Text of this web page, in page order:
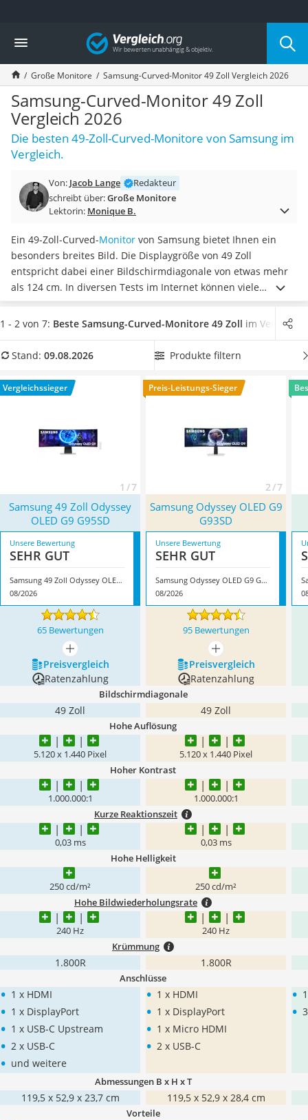
Die beliebtesten Vergleiche nach Kategorie
Elektronik
Powerstation
Monitor 32 Zoll 4K
Fernseher
Drucker
Desktop-PC
Monitor
Diascanner
Laser-Multifunktionsdrucker
Powerline-Adapter
Powerstation mit Solarpanel
Soundbar
17-Zoll-Laptop
Satellitenschüssel
Gaming-Headset
Schnurloses Telefon
Ladekabel Typ 2 Schuko
Acer Aspire
Service
Vergleich
Große Monitore Samsung-Curved-Monitor 49 Zoll Vergleich 2026
Samsung-Curved-Monitor 49 Zoll
Vergleich 2026
Die besten 49-Zoll-Curved-Monitore von Samsung im
Vergleich.
Von: Jacob Lange
Redakteur
schreibt über:Große Monitore
Lektorin: Monique B.
Ein 49-Zoll-Curved-Monitor von Samsung bietet Ihnen ein
besonders breites Bild. Die Displaygröße von 49 Zoll
entspricht dabei einer Bildschirmdiagonale von etwas mehr
als 124 cm. In diversen Tests im Internet können viele
Modelle miteiner Auflösung von 5.120 x 1.440 Pixeln sowie
einem hohen Kontrastüberzeugen.Wählen Sie jetzt aus
reaktionsschnellen Samsung-Curved-Monitor mit 49 Zoll und
flüssigen Spielablauf beim Gaming zu garantieren. Überzeugt
hat uns hier im August 2026 besonders das Modell
Samsung
1 - 2 von 7: Beste Samsung-Curved-Monitore 49 Zoll im Vergleich
Stand: 09.08.2026 Produkte filtern
Vergleichssieger
1 / 7
Preis-Leistungs-Sieger
2 / 7
Samsung 49 Zoll Odyssey
OLED G9 G95SD
Samsung Odyssey OLED G9
G93SD
Unsere Bewertung
SEHR GUT
Samsung 49 Zoll Odyssey OLED G9 G95SD
08/2026
Unsere Bewertung
SEHR GUT
Samsung Odyssey OLED G9 G93SD
08/2026
65 Bewertungen 95 Bewertungen
mehr anzeigen
mehr anzeigen
Preis­vergleich
Preis­vergleich
Ratenzahlung
Ratenzahlung
Bildschirmdiagonale
49 Zoll 49 Zoll
Hohe Auflösung
5.120 x 1.440 Pixel 5.120 x 1.440 Pixel
Hoher Kontrast
1.000.000:1 1.000.000:1
Kurze Reaktionszeit
0,03 ms 0,03 ms
Hohe Helligkeit
250 cd/m² 250 cd/m²
Hohe Bildwiederholungsrate
240 Hz 240 Hz
Krümmung
1.800R 1.800R
Anschlüsse
• 1 x HDMI
• 1 x DisplayPort
• 1 x USB-C Upstream
• 2 x USB-C
• und weitere
• 1 x HDMI
• 1 x DisplayPort
• 1 x Micro HDMI
• 2 x USB-C
•
•
Abmessungen B x H x T
119,5 x 52,9 x 23,7 cm 119,5 x 52,9 x 28,4 cm
Vorteile